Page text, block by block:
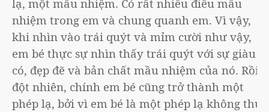
lạ, một mầu nhiệm. Có rất nhiều điều mầu
nhiệm trong em và chung quanh em. Vì vậy,
khi nhìn vào trái quýt và mỉm cười như vậy,
em bé thực sự nhìn thấy trái quýt với sự giàu
có, đẹp đẽ và bản chất mầu nhiệm của nó. Rồi
đột nhiên, chính em bé cũng trở thành một
phép lạ, bởi vì em bé là một phép lạ không thua